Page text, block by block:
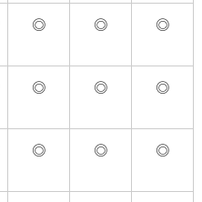
◎ ◎ ◎
◎ ◎ ◎
◎ ◎ ◎